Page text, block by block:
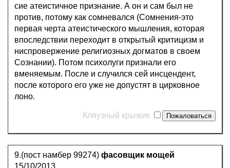
сие атеистичное признание. А он и сам был не
против, потому как сомневался (Сомнения-это
первая черта атеистического мышления, которая
впоследствии переходит в открытый критицизм и
ниспровержение религиозных догматов в своем
Сознании). Потом психолуги признали его
вменяемым. После и случился сей инсцендент,
после которого его уже не допустят в цирковное
лоно.
Кляузный крыжик
9.(пост намбер 99274) фасовщик мощей